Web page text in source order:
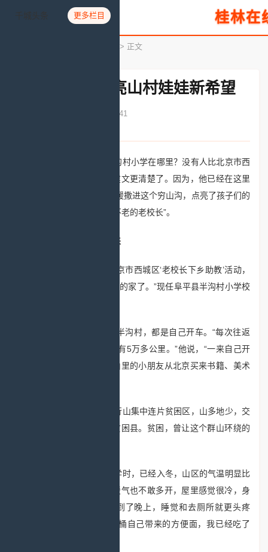
桂林在
千城头条 更多栏目
> 正文
北京老校长点亮山村娃娃新希望
发布时间：2020-08-19 12:10:41
要问河北省阜平县半沟村小学在哪里？没有人比北京市西
城区陶然亭小学原校长刘建文更清楚了。因为，他已经在这里
援教4年，把无私的爱和温暖撒进这个穷山沟，点亮了孩子们的
希望和梦想。孩子们叫他“不老的老校长”。
奉献爱心“跑”起来
“自2016年9月参加北京市西城区‘老校长下乡助教’活动，
到现在已经把这里当成自己的家了。”现任阜平县半沟村小学校
65岁的刘建文每次来半沟村，都是自己开车。“每次往返
需要8个小时，不知不觉已有5万多公里。”他说，“一来自己开
车方便，二来每周需要为山里的小朋友从北京买来书籍、美术
阜平县地处燕山—太行山集中连片贫困区，山多地少，交
通不畅，属于国家级深度贫困县。贫困，曾让这个群山环绕的
刘建文初到半沟村小学时，已经入冬，山区的气温明显比
北京低，因为经费不多，暖气也不敢多开，屋里感觉很冷，身
上的大衣一天都不敢脱。到了晚上，睡觉和去厕所就更头疼
了。“每天的早餐就是泡一桶自己带来的方便面，我已经吃了